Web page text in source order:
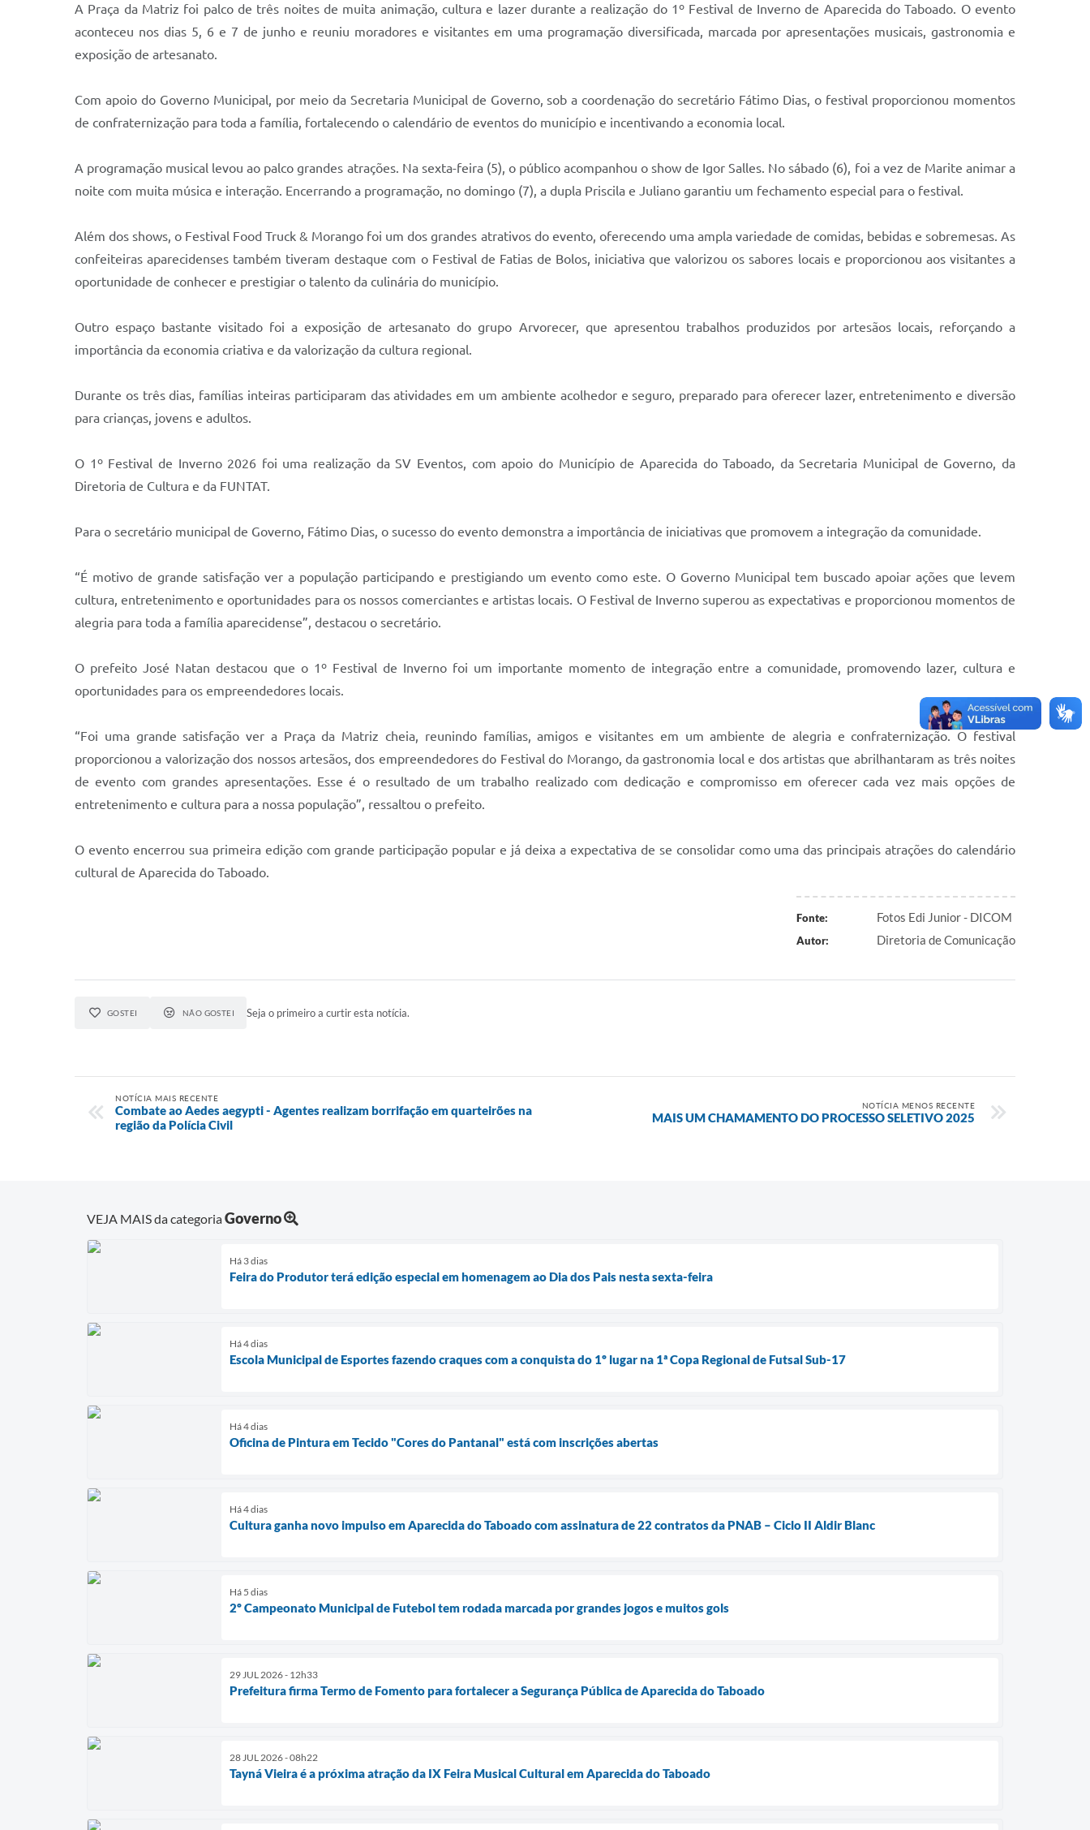
A Praça da Matriz foi palco de três noites de muita animação, cultura e lazer durante a realização do 1º Festival de Inverno de Aparecida do Taboado. O evento
aconteceu nos dias 5, 6 e 7 de junho e reuniu moradores e visitantes em uma programação diversificada, marcada por apresentações musicais, gastronomia e
exposição de artesanato.
Com apoio do Governo Municipal, por meio da Secretaria Municipal de Governo, sob a coordenação do secretário Fátimo Dias, o festival proporcionou momentos
de confraternização para toda a família, fortalecendo o calendário de eventos do município e incentivando a economia local.
A programação musical levou ao palco grandes atrações. Na sexta-feira (5), o público acompanhou o show de Igor Salles. No sábado (6), foi a vez de Marite animar a
noite com muita música e interação. Encerrando a programação, no domingo (7), a dupla Priscila e Juliano garantiu um fechamento especial para o festival.
Além dos shows, o Festival Food Truck & Morango foi um dos grandes atrativos do evento, oferecendo uma ampla variedade de comidas, bebidas e sobremesas. As
confeiteiras aparecidenses também tiveram destaque com o Festival de Fatias de Bolos, iniciativa que valorizou os sabores locais e proporcionou aos visitantes a
oportunidade de conhecer e prestigiar o talento da culinária do município.
Outro espaço bastante visitado foi a exposição de artesanato do grupo Arvorecer, que apresentou trabalhos produzidos por artesãos locais, reforçando a
importância da economia criativa e da valorização da cultura regional.
Durante os três dias, famílias inteiras participaram das atividades em um ambiente acolhedor e seguro, preparado para oferecer lazer, entretenimento e diversão
para crianças, jovens e adultos.
O 1º Festival de Inverno 2026 foi uma realização da SV Eventos, com apoio do Município de Aparecida do Taboado, da Secretaria Municipal de Governo, da
Diretoria de Cultura e da FUNTAT.
Para o secretário municipal de Governo, Fátimo Dias, o sucesso do evento demonstra a importância de iniciativas que promovem a integração da comunidade.
“É motivo de grande satisfação ver a população participando e prestigiando um evento como este. O Governo Municipal tem buscado apoiar ações que levem
cultura, entretenimento e oportunidades para os nossos comerciantes e artistas locais. O Festival de Inverno superou as expectativas e proporcionou momentos de
alegria para toda a família aparecidense”, destacou o secretário.
O prefeito José Natan destacou que o 1º Festival de Inverno foi um importante momento de integração entre a comunidade, promovendo lazer, cultura e
oportunidades para os empreendedores locais.
“Foi uma grande satisfação ver a Praça da Matriz cheia, reunindo famílias, amigos e visitantes em um ambiente de alegria e confraternização. O festival
proporcionou a valorização dos nossos artesãos, dos empreendedores do Festival do Morango, da gastronomia local e dos artistas que abrilhantaram as três noites
de evento com grandes apresentações. Esse é o resultado de um trabalho realizado com dedicação e compromisso em oferecer cada vez mais opções de
entretenimento e cultura para a nossa população”, ressaltou o prefeito.
O evento encerrou sua primeira edição com grande participação popular e já deixa a expectativa de se consolidar como uma das principais atrações do calendário
cultural de Aparecida do Taboado.
Fonte: Fotos Edi Junior - DICOM
Autor: Diretoria de Comunicação
GOSTEI NÃO GOSTEI Seja o primeiro a curtir esta notícia.
NOTÍCIA MAIS RECENTE
Combate ao Aedes aegypti - Agentes realizam borrifação em quarteirões na
região da Polícia Civil
NOTÍCIA MENOS RECENTE
MAIS UM CHAMAMENTO DO PROCESSO SELETIVO 2025
VEJA MAIS da categoriaGoverno
Há 3 dias
Feira do Produtor terá edição especial em homenagem ao Dia dos Pais nesta sexta-feira
Há 4 dias
Escola Municipal de Esportes fazendo craques com a conquista do 1º lugar na 1ª Copa Regional de Futsal Sub-17
Há 4 dias
Oficina de Pintura em Tecido "Cores do Pantanal" está com inscrições abertas
Há 4 dias
Cultura ganha novo impulso em Aparecida do Taboado com assinatura de 22 contratos da PNAB – Ciclo II Aldir Blanc
Há 5 dias
2º Campeonato Municipal de Futebol tem rodada marcada por grandes jogos e muitos gols
29 JUL 2026 - 12h33
Prefeitura firma Termo de Fomento para fortalecer a Segurança Pública de Aparecida do Taboado
28 JUL 2026 - 08h22
Tayná Vieira é a próxima atração da IX Feira Musical Cultural em Aparecida do Taboado